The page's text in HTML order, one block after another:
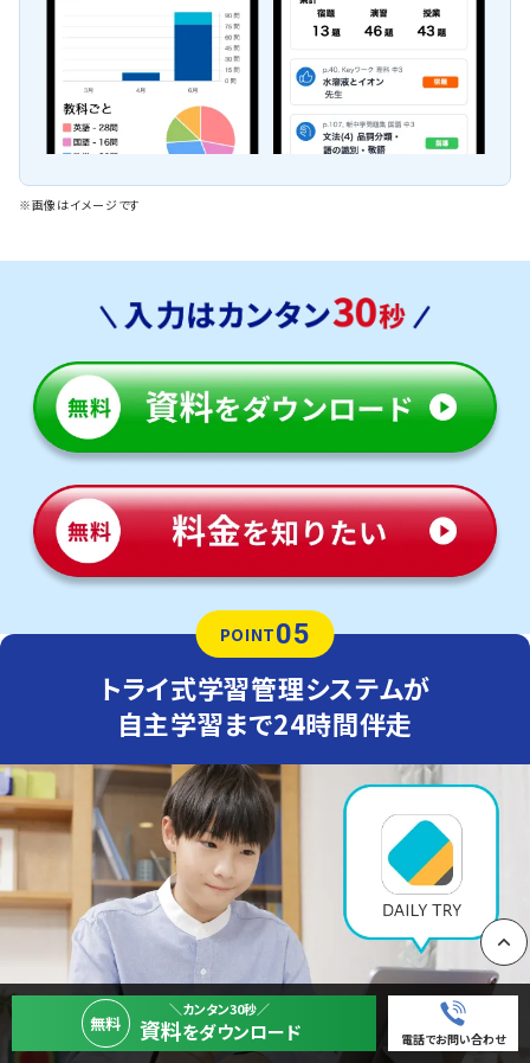
※画像はイメージです
POINT05
トライ式学習管理システムが
自主学習まで24時間伴走
無料
＼カンタン30秒／
資料をダウンロード 電話でお問い合わせ